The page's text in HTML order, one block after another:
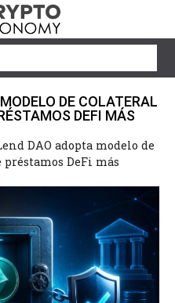
DE COLATERAL
DEFI MÁS
DAO adopta modelo de
DeFi más